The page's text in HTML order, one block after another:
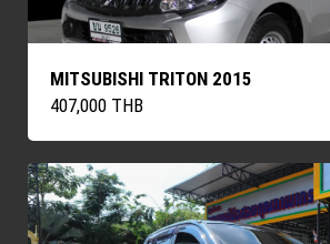
MITSUBISHI TRITON 2015
407,000 THB